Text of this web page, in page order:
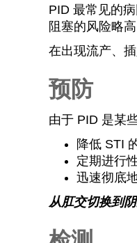
PID 最常见的
阻塞的风险略高
在出现流产、
预防
由于 PID 是某
降低 STI
定期进行
迅速彻底
从肛交切换到